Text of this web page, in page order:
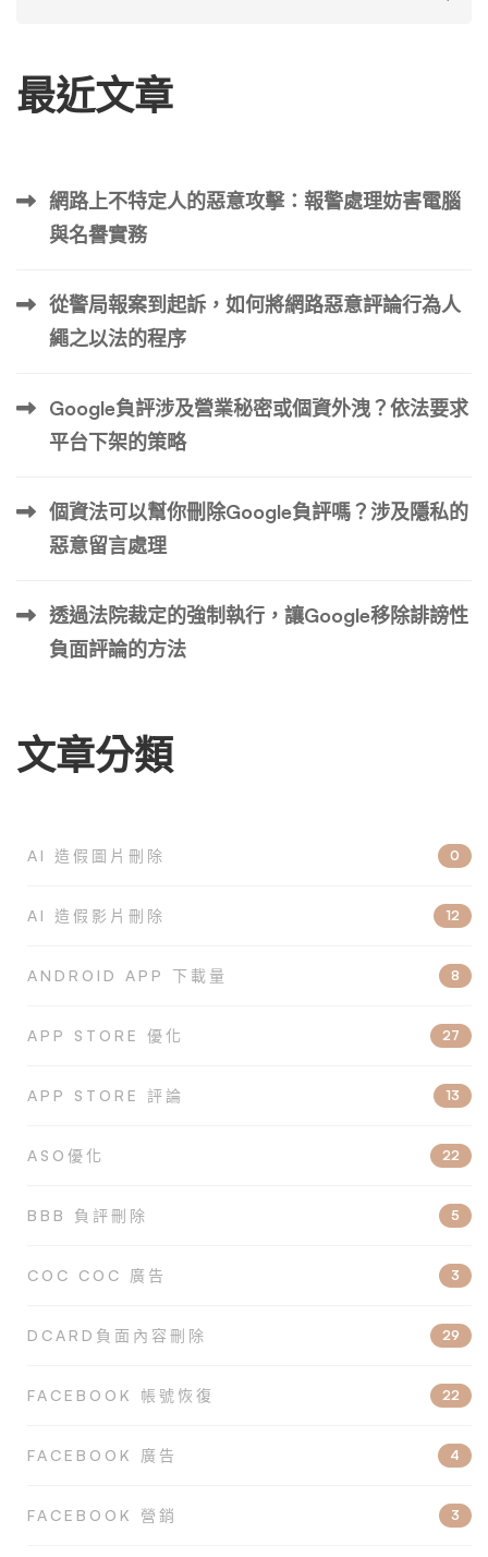
最近文章
網路上不特定人的惡意攻擊：報警處理妨害電腦
與名譽實務
從警局報案到起訴，如何將網路惡意評論行為人
繩之以法的程序
Google負評涉及營業秘密或個資外洩？依法要求
平台下架的策略
個資法可以幫你刪除Google負評嗎？涉及隱私的
惡意留言處理
透過法院裁定的強制執行，讓Google移除誹謗性
負面評論的方法
文章分類
AI 造假圖片刪除 0
AI 造假影片刪除 12
ANDROID APP 下載量 8
APP STORE 優化 27
APP STORE 評論 13
ASO優化 22
BBB 負評刪除 5
COC COC 廣告 3
DCARD負面內容刪除 29
FACEBOOK 帳號恢復 22
FACEBOOK 廣告 4
FACEBOOK 營銷 3